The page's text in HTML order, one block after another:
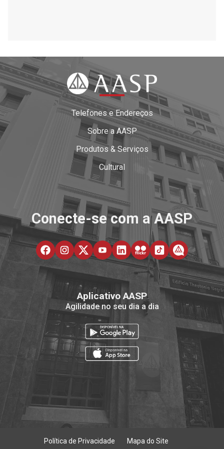
Telefones e Endereços
Sobre a AASP
Produtos & Serviços
Cultural
Conecte-se com a AASP
Aplicativo AASP
Agilidade no seu dia a dia
Política de Privacidade Mapa do Site